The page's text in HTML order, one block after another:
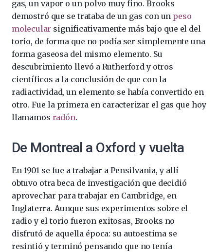
gas, un vapor o un polvo muy fino. Brooks
demostró que se trataba de un gas con un peso
molecular significativamente más bajo que el del
torio, de forma que no podía ser simplemente una
forma gaseosa del mismo elemento. Su
descubrimiento llevó a Rutherford y otros
científicos a la conclusión de que con la
radiactividad, un elemento se había convertido en
otro. Fue la primera en caracterizar el gas que hoy
llamamos radón.
De Montreal a Oxford y vuelta
En 1901 se fue a trabajar a Pensilvania, y allí
obtuvo otra beca de investigación que decidió
aprovechar para trabajar en Cambridge, en
Inglaterra. Aunque sus experimentos sobre el
radio y el torio fueron exitosas, Brooks no
disfrutó de aquella época: su autoestima se
resintió y terminó pensando que no tenía